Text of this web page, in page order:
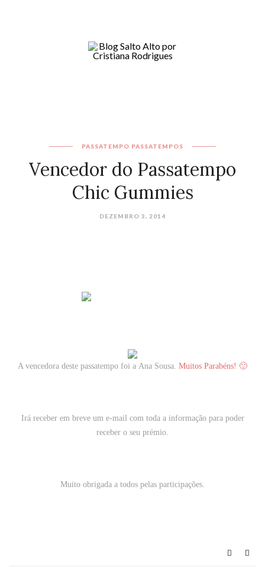
PASSATEMPO PASSATEMPOS
Vencedor do Passatempo
Chic Gummies
DEZEMBRO 3, 2014
A vencedora deste passatempo foi a Ana Sousa. Muitos Parabéns! 🙂
Irá receber em breve um e-mail com toda a informação para poder
receber o seu prémio.
Muito obrigada a todos pelas participações.